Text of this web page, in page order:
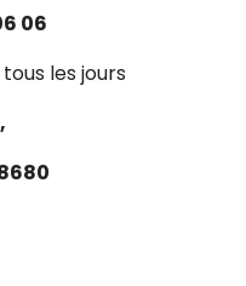
06
les jours